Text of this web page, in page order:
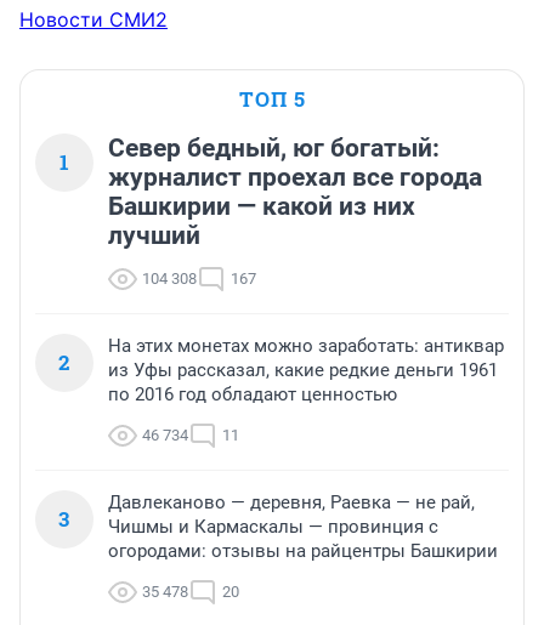
Новости СМИ2
ТОП 5
1
Север бедный, юг богатый:
журналист проехал все города
Башкирии — какой из них
лучший
104 308 167
2
На этих монетах можно заработать: антиквар
из Уфы рассказал, какие редкие деньги 1961
по 2016 год обладают ценностью
46 734 11
3
Давлеканово — деревня, Раевка — не рай,
Чишмы и Кармаскалы — провинция с
огородами: отзывы на райцентры Башкирии
35 478 20